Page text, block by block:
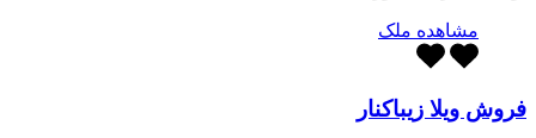
مشاهده ملک
فروش ویلا زیباکنار